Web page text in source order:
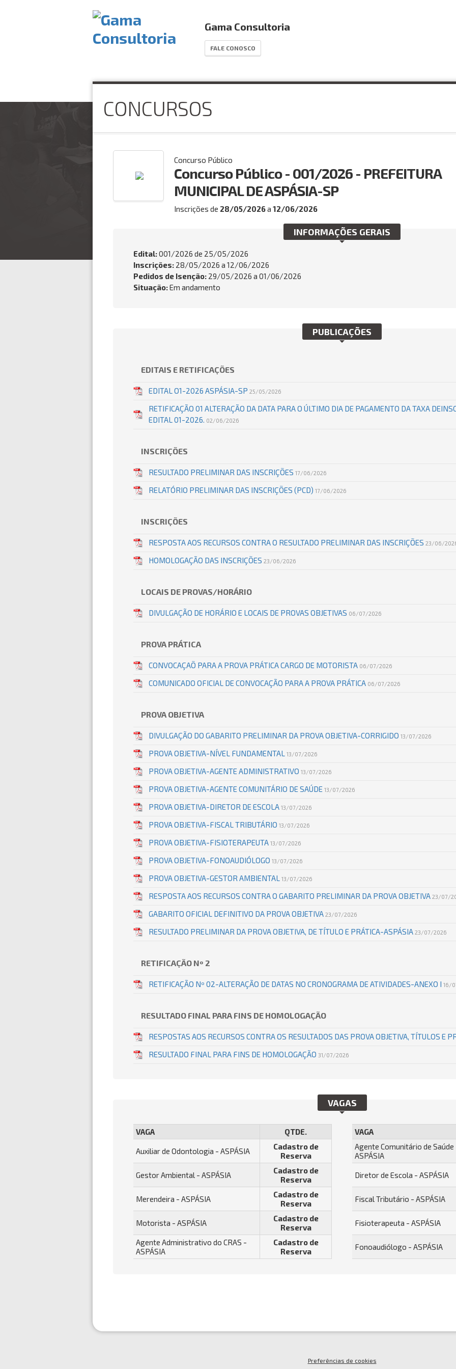
Gama Consultoria
FALE CONOSCO
CONCURSOS
Concurso Público
Concurso Público - 001/2026 - PREFEITURA
MUNICIPAL DE ASPÁSIA-SP
Inscrições de 28/05/2026a 12/06/2026
INFORMAÇÕES GERAIS
Edital:001/2026 de 25/05/2026
Inscrições: 28/05/2026 a 12/06/2026
Pedidos de Isenção: 29/05/2026 a 01/06/2026
Situação:Em andamento
PUBLICAÇÕES
EDITAIS E RETIFICAÇÕES
EDITAL O1-2026 ASPÁSIA-SP 25/05/2026
RETIFICAÇÃO 01 ALTERAÇÃO DA DATA PARA O ÚLTIMO DIA DE PAGAMENTO DA TAXA
EDITAL 01-2026. 02/06/2026
INSCRIÇÕES
RESULTADO PRELIMINAR DAS INSCRIÇÕES 17/06/2026
RELATÓRIO PRELIMINAR DAS INSCRIÇÕES (PCD) 17/06/2026
INSCRIÇÕES
RESPOSTA AOS RECURSOS CONTRA O RESULTADO PRELIMINAR DAS INSCRIÇÕES 23/06/
HOMOLOGAÇÃO DAS INSCRIÇÕES 23/06/2026
LOCAIS DE PROVAS/HORÁRIO
DIVULGAÇÃO DE HORÁRIO E LOCAIS DE PROVAS OBJETIVAS 06/07/2026
PROVA PRÁTICA
CONVOCAÇAÕ PARA A PROVA PRÁTICA CARGO DE MOTORISTA 06/07/2026
COMUNICADO OFICIAL DE CONVOCAÇÃO PARA A PROVA PRÁTICA 06/07/2026
PROVA OBJETIVA
DIVULGAÇÃO DO GABARITO PRELIMINAR DA PROVA OBJETIVA-CORRIGIDO 13/07/2026
PROVA OBJETIVA-NÍVEL FUNDAMENTAL 13/07/2026
PROVA OBJETIVA-AGENTE ADMINISTRATIVO 13/07/2026
PROVA OBJETIVA-AGENTE COMUNITÁRIO DE SAÚDE 13/07/2026
PROVA OBJETIVA-DIRETOR DE ESCOLA 13/07/2026
PROVA OBJETIVA-FISCAL TRIBUTÁRIO 13/07/2026
PROVA OBJETIVA-FISIOTERAPEUTA 13/07/2026
PROVA OBJETIVA-FONOAUDIÓLOGO 13/07/2026
PROVA OBJETIVA-GESTOR AMBIENTAL 13/07/2026
RESPOSTA AOS RECURSOS CONTRA O GABARITO PRELIMINAR DA PROVA OBJETIVA 23/07/
GABARITO OFICIAL DEFINITIVO DA PROVA OBJETIVA 23/07/2026
RESULTADO PRELIMINAR DA PROVA OBJETIVA, DE TÍTULO E PRÁTICA-ASPÁSIA 23/07/2026
RETIFICAÇÃO Nº 2
RETIFICAÇÃO Nº 02-ALTERAÇÃO DE DATAS NO CRONOGRAMA DE ATIVIDADES-ANEXO I 16/
RESULTADO FINAL PARA FINS DE HOMOLOGAÇÃO
RESPOSTAS AOS RECURSOS CONTRA OS RESULTADOS DAS PROVA OBJETIVA, TÍTULOS E
RESULTADO FINAL PARA FINS DE HOMOLOGAÇÃO 31/07/2026
VAGAS
VAGA QTDE.
Auxiliar de Odontologia - ASPÁSIA
Cadastro de
Reserva
Gestor Ambiental - ASPÁSIA
Cadastro de
Reserva
Merendeira - ASPÁSIA
Cadastro de
Reserva
Motorista - ASPÁSIA
Cadastro de
Reserva
Agente Administrativo do CRAS -
ASPÁSIA
Cadastro de
Reserva
VAGA
Agente Comunitário de Saúde
ASPÁSIA
Diretor de Escola - ASPÁSIA
Fiscal Tributário - ASPÁSIA
Fisioterapeuta - ASPÁSIA
Fonoaudiólogo - ASPÁSIA
Preferências de cookies